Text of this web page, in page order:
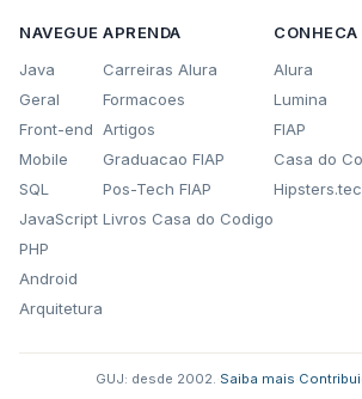
NAVEGUE
Java
Geral
Front-end
Mobile
SQL
JavaScript
PHP
Android
Arquitetura
APRENDA
Carreiras Alura
Formacoes
Artigos
Graduacao FIAP
Pos-Tech FIAP
Livros Casa do Codigo
CONHECA
Alura
Lumina
FIAP
Casa do
GUJ: desde 2002. Saiba mais